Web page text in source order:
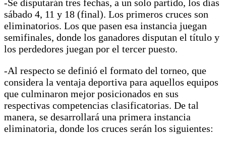
-Se disputarán tres fechas, a un solo partido, los días
sábado 4, 11 y 18 (final). Los primeros cruces son
eliminatorios. Los que pasen esa instancia juegan
semifinales, donde los ganadores disputan el título y
los perdedores juegan por el tercer puesto.
-Al respecto se definió el formato del torneo, que
considera la ventaja deportiva para aquellos equipos
que culminaron mejor posicionados en sus
respectivas competencias clasificatorias. De tal
manera, se desarrollará una primera instancia
eliminatoria, donde los cruces serán los siguientes: